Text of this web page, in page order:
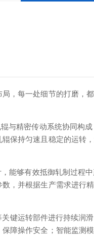
每一处细节的打磨，
精密传动系统协同构
保持匀速且稳定的运转
够有效抵御轧制过程
，并根据生产需求进行
运转部件进行持续润
障操作安全；智能监测